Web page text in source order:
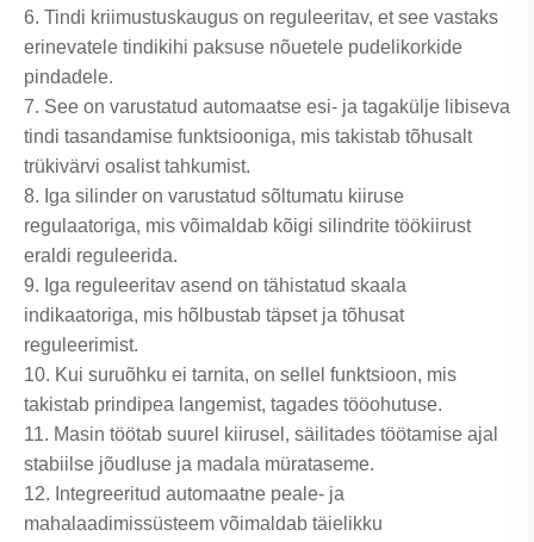
6. Tindi kriimustuskaugus on reguleeritav, et see vastaks
erinevatele tindikihi paksuse nõuetele pudelikorkide
pindadele.
7. See on varustatud automaatse esi- ja tagakülje libiseva
tindi tasandamise funktsiooniga, mis takistab tõhusalt
trükivärvi osalist tahkumist.
8. Iga silinder on varustatud sõltumatu kiiruse
regulaatoriga, mis võimaldab kõigi silindrite töökiirust
eraldi reguleerida.
9. Iga reguleeritav asend on tähistatud skaala
indikaatoriga, mis hõlbustab täpset ja tõhusat
reguleerimist.
10. Kui suruõhku ei tarnita, on sellel funktsioon, mis
takistab prindipea langemist, tagades tööohutuse.
11. Masin töötab suurel kiirusel, säilitades töötamise ajal
stabiilse jõudluse ja madala mürataseme.
12. Integreeritud automaatne peale- ja
mahalaadimissüsteem võimaldab täielikku